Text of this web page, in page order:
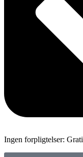
Ingen forpligtelser: